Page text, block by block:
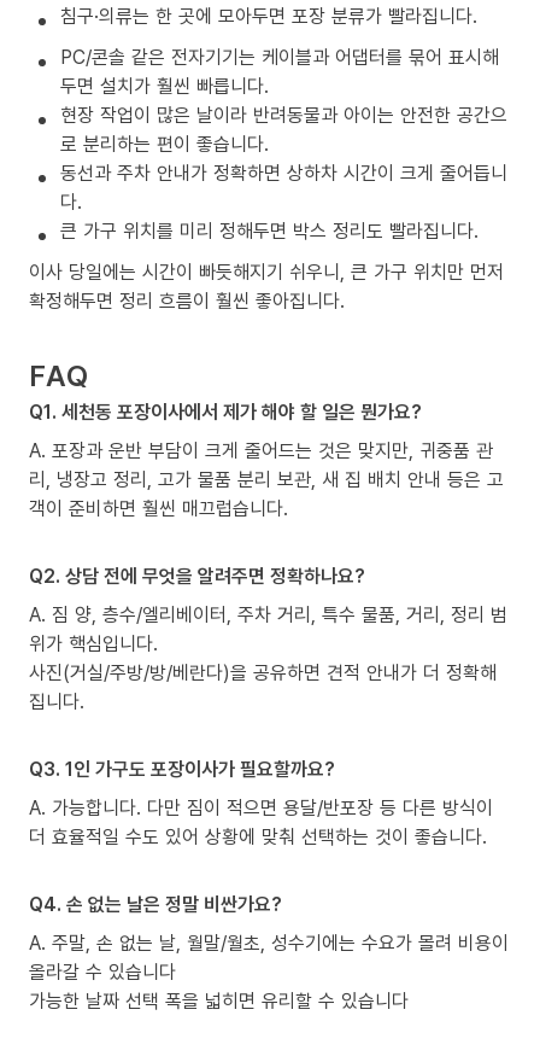
침구·의류는 한 곳에 모아두면 포장 분류가 빨라집니다.
PC/콘솔 같은 전자기기는 케이블과 어댑터를 묶어 표시해
두면 설치가 훨씬 빠릅니다.
현장 작업이 많은 날이라 반려동물과 아이는 안전한 공간으
로 분리하는 편이 좋습니다.
동선과 주차 안내가 정확하면 상하차 시간이 크게 줄어듭니
다.
큰 가구 위치를 미리 정해두면 박스 정리도 빨라집니다.
이사 당일에는 시간이 빠듯해지기 쉬우니, 큰 가구 위치만 먼저
확정해두면 정리 흐름이 훨씬 좋아집니다.
FAQ
Q1. 세천동 포장이사에서 제가 해야 할 일은 뭔가요?
A. 포장과 운반 부담이 크게 줄어드는 것은 맞지만, 귀중품 관
리, 냉장고 정리, 고가 물품 분리 보관, 새 집 배치 안내 등은 고
객이 준비하면 훨씬 매끄럽습니다.
Q2. 상담 전에 무엇을 알려주면 정확하나요?
A. 짐 양, 층수/엘리베이터, 주차 거리, 특수 물품, 거리, 정리 범
위가 핵심입니다.
사진(거실/주방/방/베란다)을 공유하면 견적 안내가 더 정확해
집니다.
Q3. 1인 가구도 포장이사가 필요할까요?
A. 가능합니다. 다만 짐이 적으면 용달/반포장 등 다른 방식이
더 효율적일 수도 있어 상황에 맞춰 선택하는 것이 좋습니다.
Q4. 손 없는 날은 정말 비싼가요?
A. 주말, 손 없는 날, 월말/월초, 성수기에는 수요가 몰려 비용이
올라갈 수 있습니다
가능한 날짜 선택 폭을 넓히면 유리할 수 있습니다